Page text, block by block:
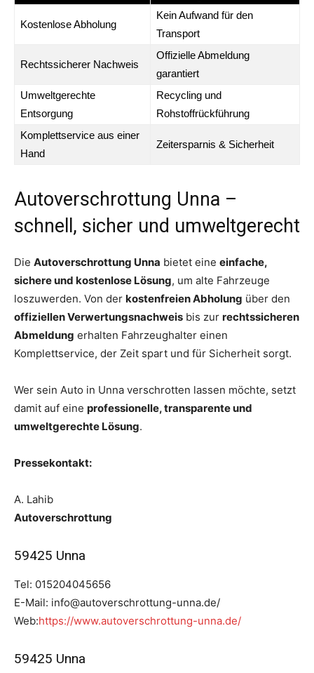
Kostenlose Abholung
Kein Aufwand für den
Transport
Rechtssicherer Nachweis
Offizielle Abmeldung
garantiert
Umweltgerechte
Entsorgung
Recycling und
Rohstoffrückführung
Komplettservice aus einer
Hand
Zeitersparnis & Sicherheit
Autoverschrottung Unna –
schnell, sicher und umweltgerecht
Die Autoverschrottung Unna bietet eine einfache,
sichere und kostenlose Lösung, um alte Fahrzeuge
loszuwerden. Von der kostenfreien Abholung über den
offiziellen Verwertungsnachweis bis zur rechtssicheren
Abmeldung erhalten Fahrzeughalter einen
Komplettservice, der Zeit spart und für Sicherheit sorgt.
Wer sein Auto in Unna verschrotten lassen möchte, setzt
damit auf eine professionelle, transparente und
umweltgerechte Lösung.
Pressekontakt:
A. Lahib
Autoverschrottung
59425 Unna
Tel: 015204045656
E-Mail: info@autoverschrottung-unna.de/
Web:https://www.autoverschrottung-unna.de/
59425 Unna